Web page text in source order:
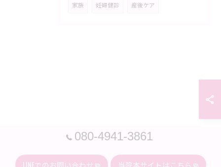
家族 妊婦健診 産後ケア
080-4941-3861
LINEでのお問い合わせ 当院本サイトはこちら